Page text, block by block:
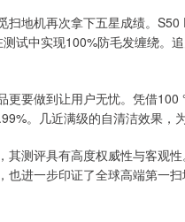
扫地机再次拿下五星成绩。
试中实现100%防毛发缠绕。
更要做到让用户无忧。凭借
。几近满级的自清洁效果，
测评具有高度权威性与客观
进一步印证了全球高端第一扫